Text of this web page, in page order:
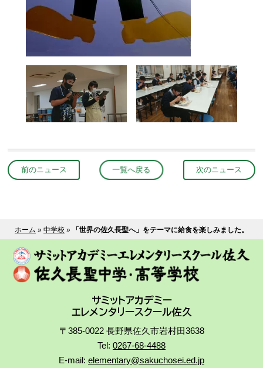
前のニュース 一覧へ戻る 次のニュース
ホーム » 中学校 » 「世界の佐久長聖へ」をテーマに給食を楽しみました。
サミットアカデミー
エレメンタリースクール佐久
〒385-0022 長野県佐久市岩村田3638
Tel: 0267-68-4488
E-mail: elementary@sakuchosei.ed.jp